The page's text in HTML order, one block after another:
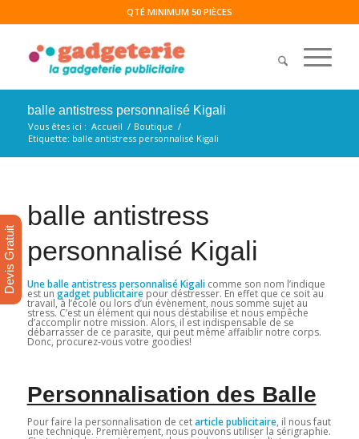
QTÉ MINIMUM 50 PIÈCES
balle antistress personnalisé Kigali
Vous êtes ici : Accueil / Boutique /
Etiquette: balle antistress personnalisé Kigali
balle antistress
personnalisé Kigali
Une balle antistress personnalisé Kigalicomme son nom l’indique
est un gadget publicitairepour déstresser. En effet que ce soit au
travail, à l’école ou lors d’un évènement, nous somme sujet au
stress. C’est un élément qui nous déstabilise et nous empêche
d’accomplir notre mission. Alors, il est indispensable de se
débarrasser de ce parasite, qui peut même affaiblir notre corps.
Donc, procurez-vous votre goodies!
Personnalisation des Balle
Pour faire la personnalisation de cetarticle publicitaire, il nous faut
une technique. Premièrement, nous pouvons utiliser la sérigraphie.
Devis Gratuit